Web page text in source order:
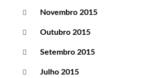
Novembro 2015
Outubro 2015
Setembro 2015
Julho 2015